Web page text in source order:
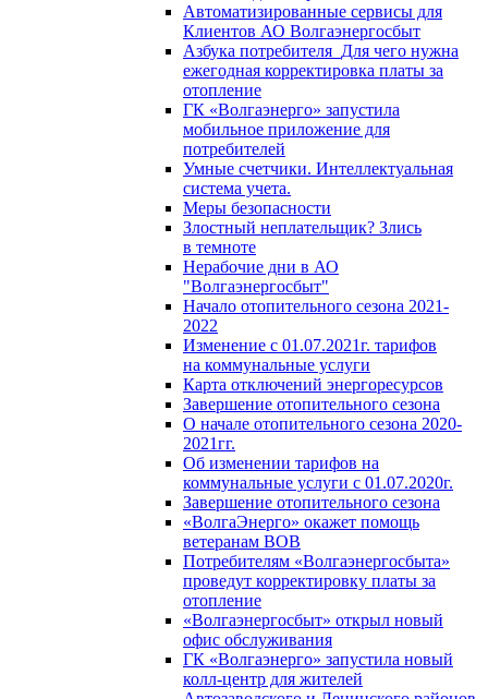
Автоматизированные сервисы для
Клиентов АО Волгаэнергосбыт
Азбука потребителя_Для чего нужна
ежегодная корректировка платы за
отопление
ГК «Волгаэнерго» запустила
мобильное приложение для
потребителей
Умные счетчики. Интеллектуальная
система учета.
Меры безопасности
Злостный неплательщик? Злись
в темноте
Нерабочие дни в АО
"Волгаэнергосбыт"
Начало отопительного сезона 2021-
2022
Изменение с 01.07.2021г. тарифов
на коммунальные услуги
Карта отключений энергоресурсов
Завершение отопительного сезона
О начале отопительного сезона 2020-
2021гг.
Об изменении тарифов на
коммунальные услуги с 01.07.2020г.
Завершение отопительного сезона
«ВолгаЭнерго» окажет помощь
ветеранам ВОВ
Потребителям «Волгаэнергосбыта»
проведут корректировку платы за
отопление
«Волгаэнергосбыт» открыл новый
офис обслуживания
ГК «Волгаэнерго» запустила новый
колл-центр для жителей